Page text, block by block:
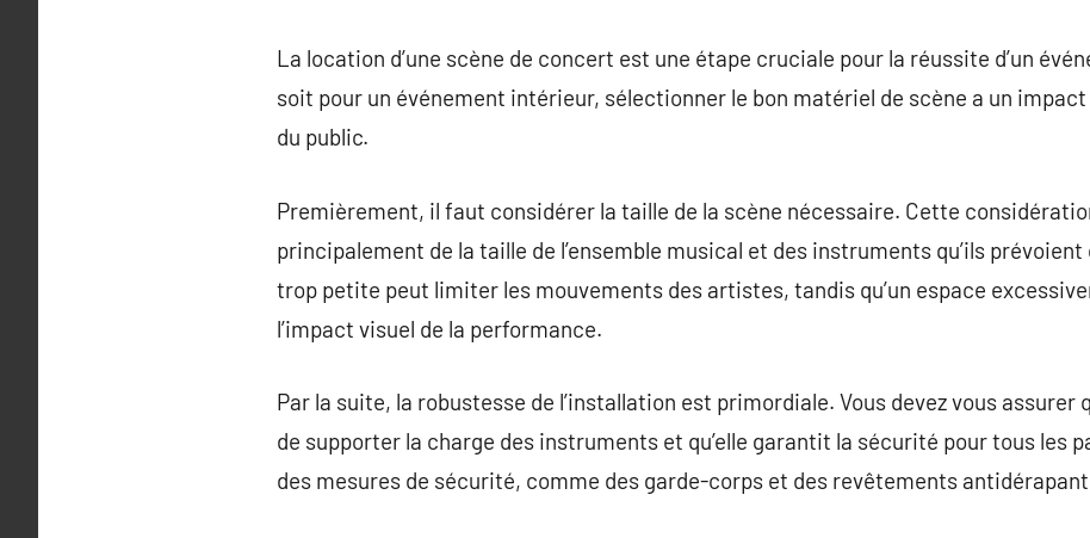
La location d’une scène de concert est une étape cruciale pour la réussite d’un
soit pour un événement intérieur, sélectionner le bon matériel de scène a un impact
du public.
Premièrement, il faut considérer la taille de la scène nécessaire. Cette
principalement de la taille de l’ensemble musical et des instruments qu’ils prévoient
trop petite peut limiter les mouvements des artistes, tandis qu’un espace
l’impact visuel de la performance.
Par la suite, la robustesse de l’installation est primordiale. Vous devez vous assurer
de supporter la charge des instruments et qu’elle garantit la sécurité pour tous les
des mesures de sécurité, comme des garde-corps et des revêtements